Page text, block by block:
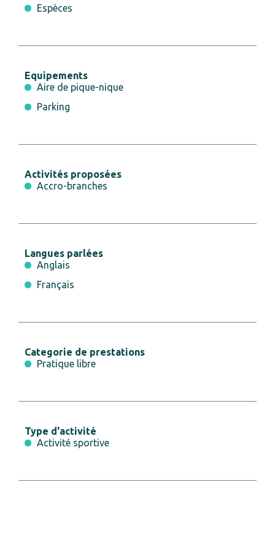
Espèces
Equipements
Aire de pique-nique
Parking
Activités proposées
Accro-branches
Langues parlées
Anglais
Français
Categorie de prestations
Pratique libre
Type d'activité
Activité sportive